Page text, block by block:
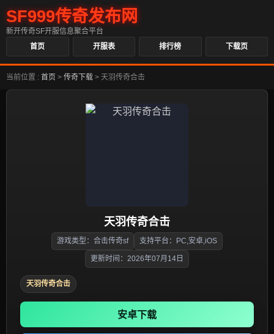
SF999传奇发布网
新开传奇SF开服信息聚合平台
首页
开服表 排行榜 下载页
当前位置 : 首页 > 传奇下载 > 天羽传奇合击
天羽传奇合击
游戏类型：合击传奇sf 支持平台：PC,安卓,iOS
更新时间：2026年07月14日
天羽传奇合击
安卓下载